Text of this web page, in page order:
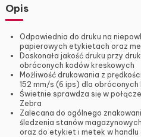
Opis
Odpowiednia do druku na
papierowych etykietach oraz
Doskonała jakość druku przy
obróconych kodów kreskowych
Możliwość drukowania z
152 mm/s (6 ips) dla
Świetnie sprawdza się w
Zebra
Zalecana do ogólnego
śledzenia stanów
oraz do etykiet i metek w